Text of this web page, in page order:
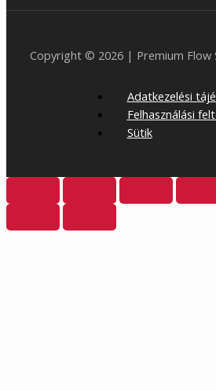
Copyright © 2026 | Premium Flow
Adatkezelési
Felhasználási
Sütik